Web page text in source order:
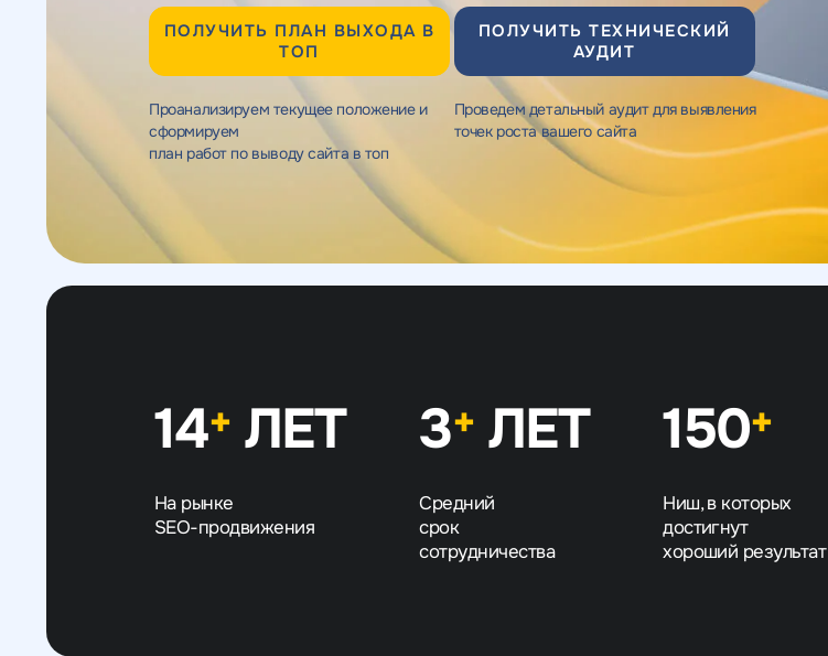
ПОЛУЧИТЬ ПЛАН ВЫХОДА В
ТОП
Проанализируем текущее положение и
сформируем
план работ по выводу сайта в топ
ПОЛУЧИТЬ ТЕХНИЧЕСКИЙ
АУДИТ
Проведем детальный аудит для выявления
точек роста вашего сайта
14+ ЛЕТ
На рынке
SEO-продвижения
3+ ЛЕТ
Средний
срок
сотрудничества
150+
Ниш, в которых
достигнут
хороший результат